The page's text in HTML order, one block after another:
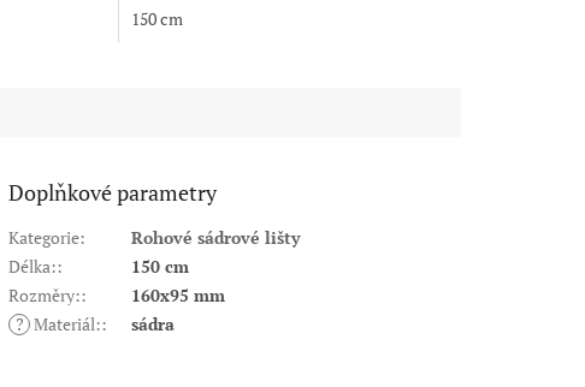
150 cm
Doplňkové parametry
Kategorie:
Rohové sádrové lišty
Délka::
150 cm
Rozměry::
160x95 mm
? Materiál:: sádra